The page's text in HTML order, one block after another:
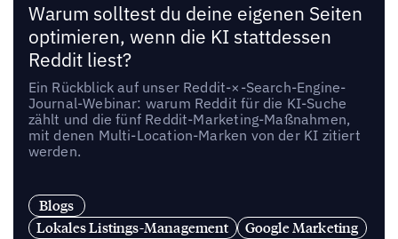
Warum solltest du deine eigenen Seiten
optimieren, wenn die KI stattdessen
Reddit liest?
Ein Rückblick auf unser Reddit-×-Search-Engine-
Journal-Webinar: warum Reddit für die KI-Suche
zählt und die fünf Reddit-Marketing-Maßnahmen,
mit denen Multi-Location-Marken von der KI zitiert
werden.
Blogs
Lokales Listings-Management
Google Marketing